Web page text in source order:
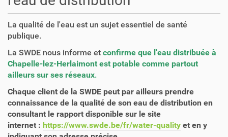
La qualité de l'eau est un sujet essentiel de santé
publique.
La SWDE nous informe et confirme que l'eau distribuée à
Chapelle-lez-Herlaimont est potable comme partout
ailleurs sur ses réseaux.
Chaque client de la SWDE peut par ailleurs prendre
connaissance de la qualité de son eau de distribution en
consultant le rapport disponible sur le site
internet : https://www.swde.be/fr/water-quality et en y